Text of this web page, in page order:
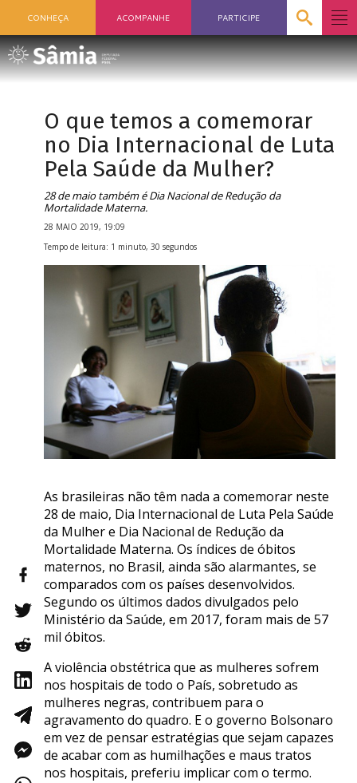
CONHEÇA ACOMPANHE PARTICIPE
O que temos a comemorar
no Dia Internacional de Luta
Pela Saúde da Mulher?
28 de maio também é Dia Nacional de Redução da
Mortalidade Materna.
28 MAIO 2019, 19:09
Tempo de leitura: 1 minuto, 30 segundos
As brasileiras não têm nada a comemorar neste
28 de maio, Dia Internacional de Luta Pela Saúde
da Mulher e Dia Nacional de Redução da
Mortalidade Materna. Os índices de óbitos
maternos, no Brasil, ainda são alarmantes, se
comparados com os países desenvolvidos.
Segundo os últimos dados divulgados pelo
Ministério da Saúde, em 2017, foram mais de 57
mil óbitos.
A violência obstétrica que as mulheres sofrem
nos hospitais de todo o País, sobretudo as
mulheres negras, contribuem para o
agravamento do quadro. E o governo Bolsonaro
em vez de pensar estratégias que sejam capazes
de acabar com as humilhações e maus tratos
nos hospitais, preferiu implicar com o termo.